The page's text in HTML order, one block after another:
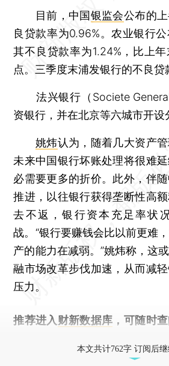
目前，中国银监会公布的
良贷款率为0.96%。农业银行
其不良贷款率为1.24%，比上
点。三季度末浦发银行的不良贷
法兴银行（Societe
资银行，并在北京等六城市开设
姚炜认为，随着几大资产
未来中国银行坏账处理将很难
必需要更多的折价。此外，伴
推进，以往银行获得垄断性高
去不返，银行资本充足率状
战。“银行要赚钱会比以前更难
产的能力在减弱。”姚炜称，这
融市场改革步伐加速，从而减
压力。
推荐进入 财新数据库 ，可随时
本文共计762字 订阅后